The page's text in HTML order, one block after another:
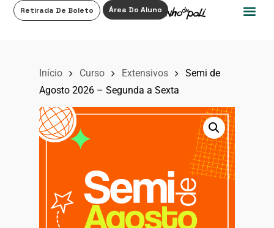
Retirada De Boleto Área Do Aluno
Início Curso Extensivos
Semi de
Agosto 2026 – Segunda a Sexta